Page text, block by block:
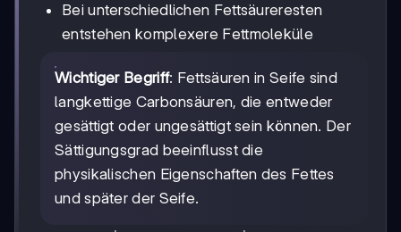
Bei unterschiedlichen Fettsäureresten
entstehen komplexere Fettmoleküle
Wichtiger Begriff: Fettsäuren in Seife sind
langkettige Carbonsäuren, die entweder
gesättigt oder ungesättigt sein können. Der
Sättigungsgrad beeinflusst die
physikalischen Eigenschaften des Fettes
und später der Seife.